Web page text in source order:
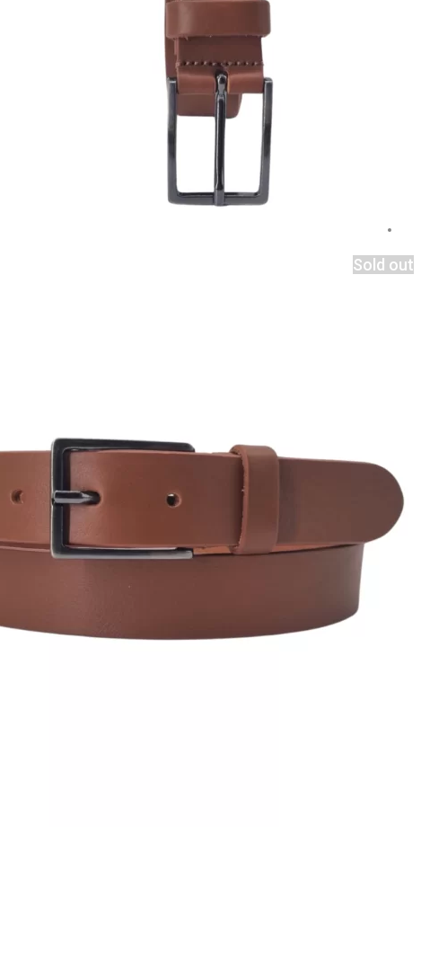
Sold out